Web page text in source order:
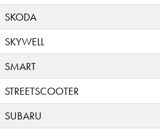
SKODA
SKYWELL
SMART
STREETSCOOTER
SUBARU